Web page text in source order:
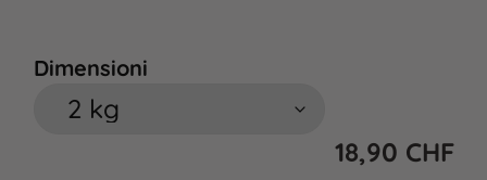
Dimensioni
18,90 CHF